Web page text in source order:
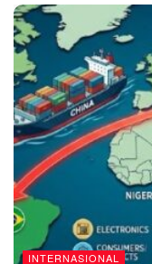
INTERNASIONAL